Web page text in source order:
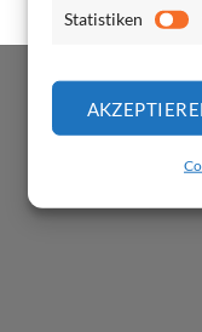
Statistiken
Vertrag